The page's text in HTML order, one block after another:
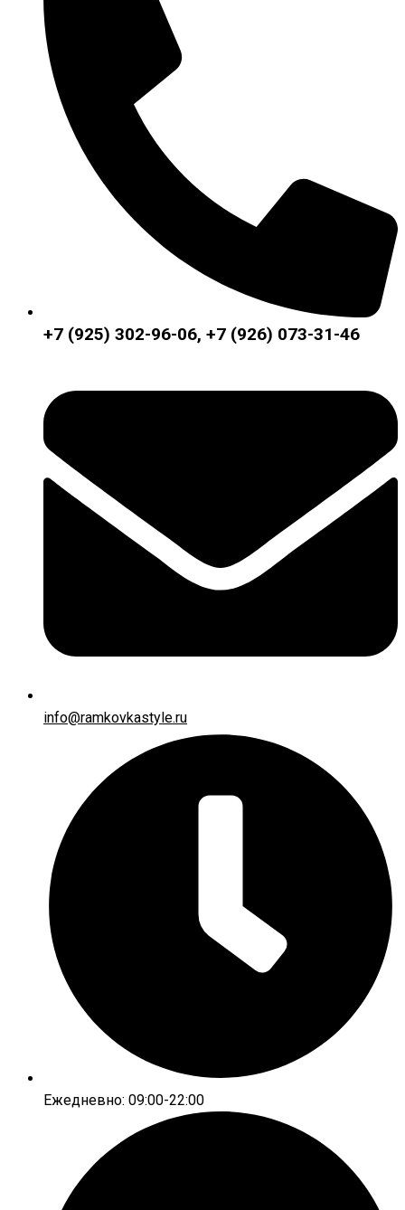
+7 (925) 302-96-06, +7 (926) 073-31-46
info@ramkovkastyle.ru
Ежедневно: 09:00-22:00